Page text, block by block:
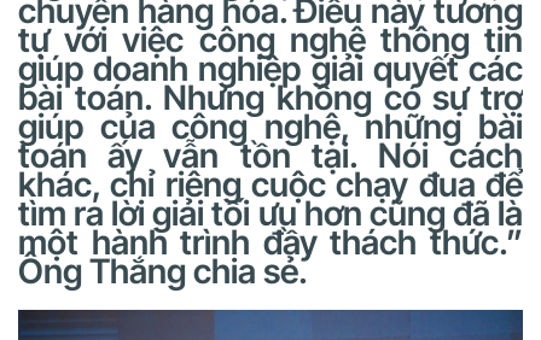
chuyển hàng hóa. Điều này tương
tự với việc công nghệ thông tin
giúp doanh nghiệp giải quyết các
bài toán. Nhưng không có sự trợ
giúp của công nghệ, những bài
toán ấy vẫn tồn tại. Nói cách
khác, chỉ riêng cuộc chạy đua để
tìm ra lời giải tối ưu hơn cũng đã là
một hành trình đầy thách thức.”
Ông Thắng chia sẻ.